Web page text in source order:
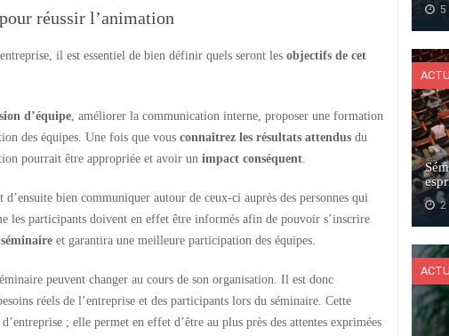
réussir l’animation
il est essentiel de bien définir quels seront les objectifs de cet
d’équipe, améliorer la communication interne, proposer une formation
des équipes. Une fois que vous connaîtrez les résultats attendus du
pourrait être appropriée et avoir un impact conséquent.
bien communiquer autour de ceux-ci auprès des personnes qui
les participants doivent en effet être informés afin de pouvoir s’inscrire
et garantira une meilleure participation des équipes.
peuvent changer au cours de son organisation. Il est donc
réels de l’entreprise et des participants lors du séminaire. Cette
; elle permet en effet d’être au plus près des attentes exprimées
5
2